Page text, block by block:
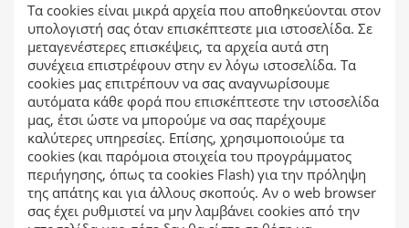
Τα cookies είναι μικρά αρχεία που αποθηκεύονται στον
υπολογιστή σας όταν επισκέπτεστε μια ιστοσελίδα. Σε
μεταγενέστερες επισκέψεις, τα αρχεία αυτά στη
συνέχεια επιστρέφουν στην εν λόγω ιστοσελίδα. Τα
cookies μας επιτρέπουν να σας αναγνωρίσουμε
αυτόματα κάθε φορά που επισκέπτεστε την ιστοσελίδα
μας, έτσι ώστε να μπορούμε να σας παρέχουμε
καλύτερες υπηρεσίες. Επίσης, χρησιμοποιούμε τα
cookies (και παρόμοια στοιχεία του προγράμματος
περιήγησης, όπως τα cookies Flash) για την πρόληψη
της απάτης και για άλλους σκοπούς. Αν ο web browser
σας έχει ρυθμιστεί να μην λαμβάνει cookies από την